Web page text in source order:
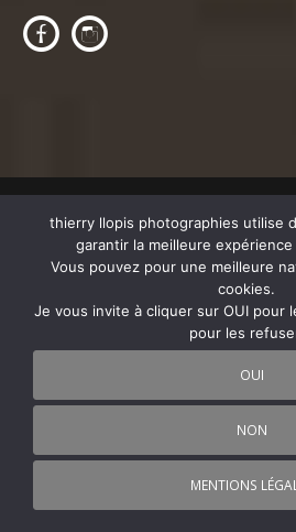
c f
Galeries récentes
19 avril 2025
11 février 2024
thierry llopis photographies utilise
garantir la meilleure
Vous pouvez pour une meilleure
cookies.
Je vous invite à cliquer sur OUI pour
pour les
OUI
NON
MENTIONS